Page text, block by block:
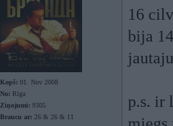
Kopš: 01. Nov 2008
No: Rīga
Ziņojumi: 9305
Braucu ar: 26 & 26 & 11
16
bija
p.s. ir